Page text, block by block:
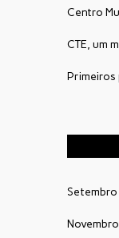
Centro
CTE, um
Primeiros